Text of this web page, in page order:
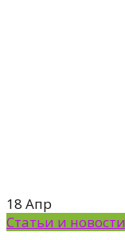
18 Апр
Статьи и новости